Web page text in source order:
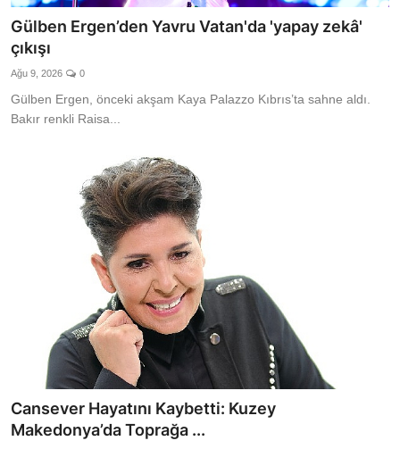
Gülben Ergen’den Yavru Vatan'da 'yapay zekâ'
çıkışı
Ağu 9, 2026 0
Gülben Ergen, önceki akşam Kaya Palazzo Kıbrıs’ta sahne aldı.
Bakır renkli Raisa...
Cansever Hayatını Kaybetti: Kuzey
Makedonya’da Toprağa ...